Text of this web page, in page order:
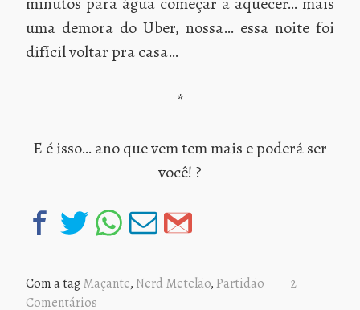
uma demora do Uber, nossa… essa noite foi
difícil voltar pra casa…
*
E é isso… ano que vem tem mais e poderá ser
você! ?
Com a tagMaçante,Nerd Metelão,Partidão
2
Comentários